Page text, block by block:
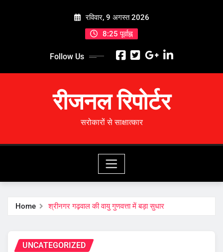
रविवार, 9 अगस्त 2026
8:25 पूर्वाह्न
Follow Us
रीजनल रिपोर्टर
सरोकारों से साक्षात्कार
Home श्रीनगर गढ़वाल की वायु गुणवत्ता में बड़ा सुधार
UNCATEGORIZED